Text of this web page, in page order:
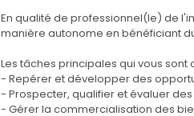
En qualité de professionnel(le) de
manière autonome en bénéficiant
Les tâches principales qui vous sont
- Repérer et développer des
- Prospecter, qualifier et évaluer
- Gérer la commercialisation des